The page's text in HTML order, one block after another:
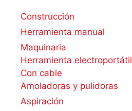
Construcción
Herramienta manual
Maquinaria
Herramienta electroportátil
Con cable
Amoladoras y pulidoras
Aspiración